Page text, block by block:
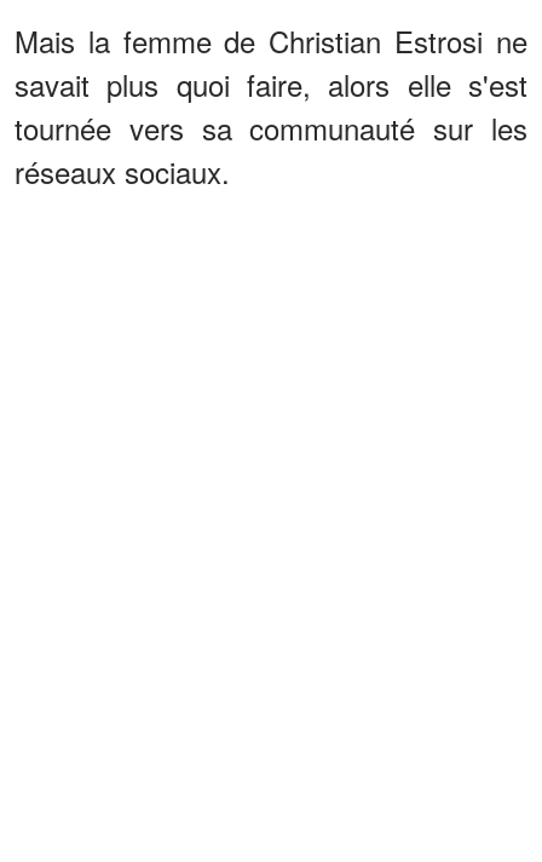
Mais la femme de Christian Estrosi ne
savait plus quoi faire, alors elle s'est
tournée vers sa communauté sur les
réseaux sociaux.